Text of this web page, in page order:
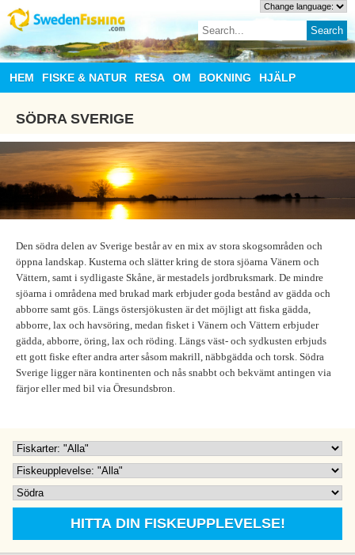
HEM FISKE & NATUR RESA OM BOKNING HJÄLP
SÖDRA SVERIGE
Den södra delen av Sverige består av en mix av stora skogsområden och
öppna landskap. Kusterna och slätter kring de stora sjöarna Vänern och
Vättern, samt i sydligaste Skåne, är mestadels jordbruksmark. De mindre
sjöarna i områdena med brukad mark erbjuder goda bestånd av gädda och
abborre samt gös. Längs östersjökusten är det möjligt att fiska gädda,
abborre, lax och havsöring, medan fisket i Vänern och Vättern erbjuder
gädda, abborre, öring, lax och röding. Längs väst- och sydkusten erbjuds
ett gott fiske efter andra arter såsom makrill, näbbgädda och torsk. Södra
Sverige ligger nära kontinenten och nås snabbt och bekvämt antingen via
färjor eller med bil via Öresundsbron.